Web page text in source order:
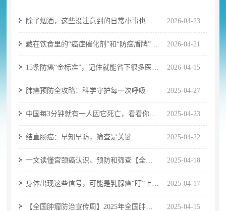
除了烟酒，这些没注意到的日常小事也是
癌症的“隐形推手”？
2026-04-23
藏在饮食里的“癌症催化剂”和“防癌盾牌”，
你吃对了吗？
2026-04-21
15条防癌“金标准”，记住就能省下很多医药
费！
2026-04-15
肺癌预防全攻略：科学守护每一次呼吸 2025-04-27
中国每3分钟就有一人因它死亡，看看你是
不是高危人群
2025-04-23
结直肠癌：早知早防，筛查是关键 2025-04-22
一文读懂宫颈癌认识、预防和筛查【全国
肿瘤防治宣传周】
2025-04-18
身体出现这些信号，可能是乳腺癌“盯”上你
了【全国肿瘤防治宣传周】
2025-04-17
【全国肿瘤防治宣传周】2025年全国肿瘤 2025-04-15